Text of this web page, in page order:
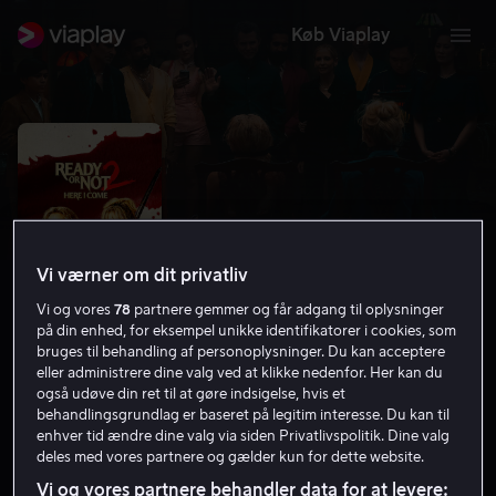
Køb Viaplay
Ready or Not 2: Here I Come
6.5 Komedie Gys 2026 1 t. 43 min
15 år
HD
Vi værner om dit privatliv
Vi og vores78 partnere gemmer og får adgang til oplysninger
på din enhed, for eksempel unikke identifikatorer i cookies, som
bruges til behandling af personoplysninger. Du kan acceptere
eller administrere dine valg ved at klikke nedenfor. Her kan du
også udøve din ret til at gøre indsigelse, hvis et
behandlingsgrundlag er baseret på legitim interesse. Du kan til
enhver tid ændre dine valg via siden Privatlivspolitik. Dine valg
deles med vores partnere og gælder kun for dette website.
Vi og vores partnere behandler data for at levere: